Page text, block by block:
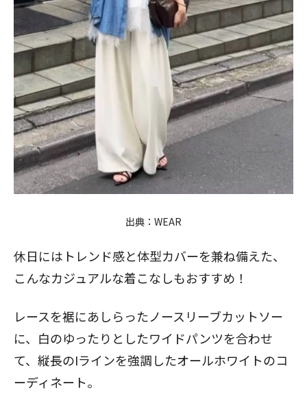
出典： WEAR
休日にはトレンド感と体型カバーを兼ね備えた、
こんなカジュアルな着こなしもおすすめ！
レースを裾にあしらったノースリーブカットソー
に、白のゆったりとしたワイドパンツを合わせ
て、縦長のIラインを強調したオールホワイトのコ
ーディネート。